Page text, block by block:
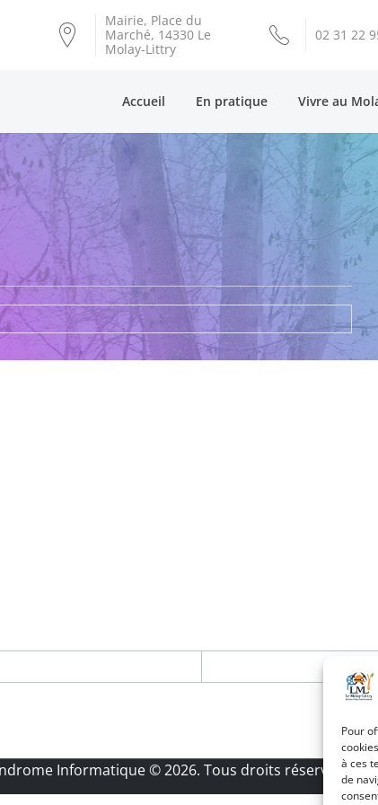
Pour
à ces
de
Mairie, Place du
Marché, 14330 Le
Molay-Littry
02 31 22
Accueil En pratique Vivre au
Informatique© 2026. Tous droits réservés.|